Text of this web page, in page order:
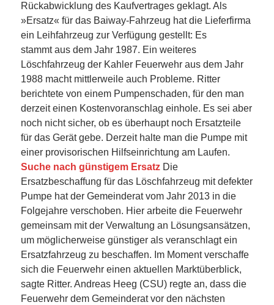
Rückabwicklung des Kaufvertrages geklagt. Als
»Ersatz« für das Baiway-Fahrzeug hat die Lieferfirma
ein Leihfahrzeug zur Verfügung gestellt: Es
stammt aus dem Jahr 1987. Ein weiteres
Löschfahrzeug der Kahler Feuerwehr aus dem Jahr
1988 macht mittlerweile auch Probleme. Ritter
berichtete von einem Pumpenschaden, für den man
derzeit einen Kostenvoranschlag einhole. Es sei aber
noch nicht sicher, ob es überhaupt noch Ersatzteile
für das Gerät gebe. Derzeit halte man die Pumpe mit
einer provisorischen Hilfseinrichtung am Laufen.
Suche nach günstigem ErsatzDie
Ersatzbeschaffung für das Löschfahrzeug mit defekter
Pumpe hat der Gemeinderat vom Jahr 2013 in die
Folgejahre verschoben. Hier arbeite die Feuerwehr
gemeinsam mit der Verwaltung an Lösungsansätzen,
um möglicherweise günstiger als veranschlagt ein
Ersatzfahrzeug zu beschaffen. Im Moment verschaffe
sich die Feuerwehr einen aktuellen Marktüberblick,
sagte Ritter. Andreas Heeg (CSU) regte an, dass die
Feuerwehr dem Gemeinderat vor den nächsten